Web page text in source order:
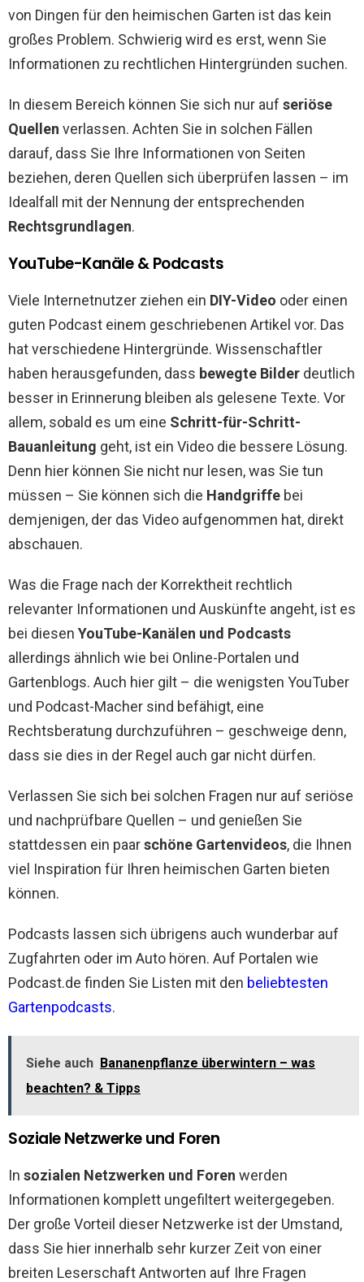
von Dingen für den heimischen Garten ist das kein
großes Problem. Schwierig wird es erst, wenn Sie
Informationen zu rechtlichen Hintergründen suchen.
In diesem Bereich können Sie sich nur auf seriöse
Quellen verlassen. Achten Sie in solchen Fällen
darauf, dass Sie Ihre Informationen von Seiten
beziehen, deren Quellen sich überprüfen lassen – im
Idealfall mit der Nennung der entsprechenden
Rechtsgrundlagen.
YouTube-Kanäle & Podcasts
Viele Internetnutzer ziehen ein DIY-Video oder einen
guten Podcast einem geschriebenen Artikel vor. Das
hat verschiedene Hintergründe. Wissenschaftler
haben herausgefunden, dass bewegte Bilder deutlich
besser in Erinnerung bleiben als gelesene Texte. Vor
allem, sobald es um eine Schritt-für-Schritt-
Bauanleitung geht, ist ein Video die bessere Lösung.
Denn hier können Sie nicht nur lesen, was Sie tun
müssen – Sie können sich die Handgriffe bei
demjenigen, der das Video aufgenommen hat, direkt
abschauen.
Was die Frage nach der Korrektheit rechtlich
relevanter Informationen und Auskünfte angeht, ist es
bei diesen YouTube-Kanälen und Podcasts
allerdings ähnlich wie bei Online-Portalen und
Gartenblogs. Auch hier gilt – die wenigsten YouTuber
und Podcast-Macher sind befähigt, eine
Rechtsberatung durchzuführen – geschweige denn,
dass sie dies in der Regel auch gar nicht dürfen.
Verlassen Sie sich bei solchen Fragen nur auf seriöse
und nachprüfbare Quellen – und genießen Sie
stattdessen ein paarschöne Gartenvideos, die Ihnen
viel Inspiration für Ihren heimischen Garten bieten
können.
Podcasts lassen sich übrigens auch wunderbar auf
Zugfahrten oder im Auto hören. Auf Portalen wie
Podcast.de finden Sie Listen mit den beliebtesten
Gartenpodcasts.
Siehe auch Bananenpflanze überwintern – was
beachten? & Tipps
Soziale Netzwerke und Foren
In sozialen Netzwerken und Foren werden
Informationen komplett ungefiltert weitergegeben.
Der große Vorteil dieser Netzwerke ist der Umstand,
dass Sie hier innerhalb sehr kurzer Zeit von einer
breiten Leserschaft Antworten auf Ihre Fragen